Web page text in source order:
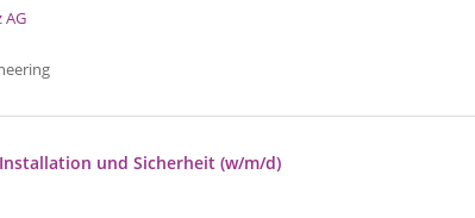
AG
und Sicherheit (w/m/d)